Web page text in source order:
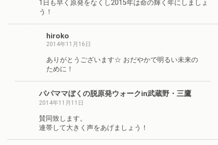
1日も早く原発をなくし2015年は命の輝く年にしましょ
う！
hiroko
2014年11月16日
ありがとうございます☆ おだやかで明るい未来の
ために！
パパママぼくの脱原発ウォークin武蔵野・三鷹
2014年11月11日
賛同致します。
連帯して大きく声をあげましょう！